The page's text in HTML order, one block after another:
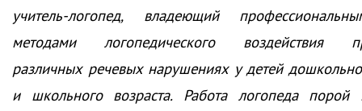
учитель-логопед, владеющий
методами логопедического воздействия
различных речевых нарушениях у детей
и школьного возраста. Работа логопеда порой